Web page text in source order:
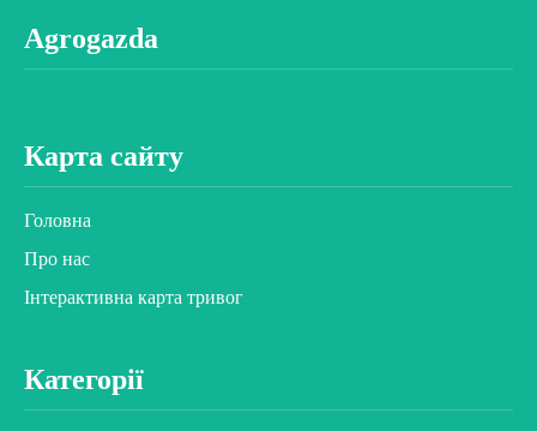
Agrogazda
Карта сайту
Головна
Про нас
Інтерактивна карта тривог
Категорії